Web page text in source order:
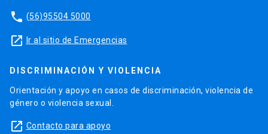
phone (56)95504 5000
launch Ir al sitio de Emergencias
DISCRIMINACIÓN Y VIOLENCIA
Orientación y apoyo en casos de discriminación, violencia de
género o violencia sexual.
launch Contacto para apoyo